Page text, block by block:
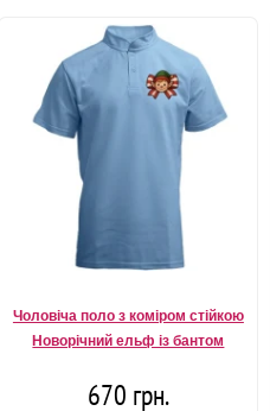
Чоловіча поло з коміром стійкою
Новорічний ельф із бантом
670 грн.